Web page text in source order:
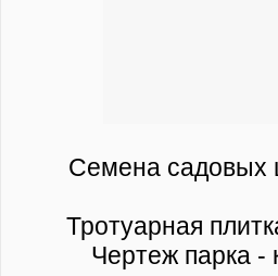
Семена садовых
Тротуарная
Чертеж парка -